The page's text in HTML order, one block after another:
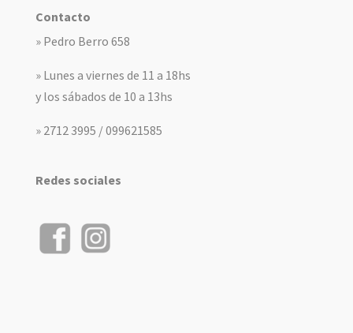
Contacto
» Pedro Berro 658
» Lunes a viernes de 11 a 18hs
y los sábados de 10 a 13hs
» 2712 3995 / 099621585
Redes sociales